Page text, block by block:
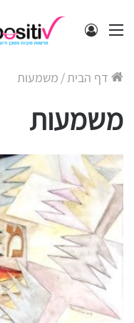
תפריט התחבר
דף הבית/ משמעות
משמעות